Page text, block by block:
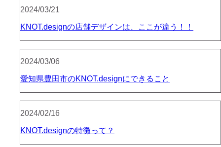
2024/03/21
KNOT.designの店舗デザインは、ここが違う！！
2024/03/06
愛知県豊田市のKNOT.designにできること
2024/02/16
KNOT.designの特徴って？